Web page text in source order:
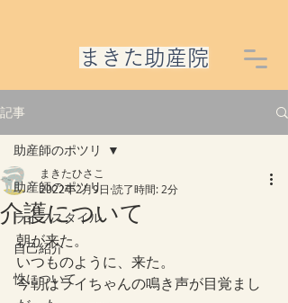
​まきた助産院
記事
助産師のポツリ
ライフスタイル
自己紹介
性について
助産師のポツリ
介護について
まきたひさこ
2022年2月9日 読了時間: 2分
朝が来た。
いつものように、来た。
今朝はライちゃんの鳴き声が目覚まし